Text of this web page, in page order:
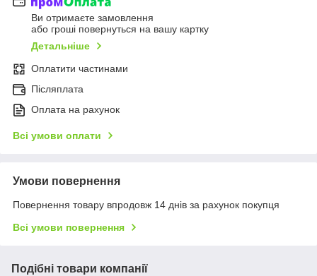
Ви отримаєте замовлення
або гроші повернуться на вашу картку
Детальніше
Оплатити частинами
Післяплата
Оплата на рахунок
Всі умови оплати
Умови повернення
Повернення товару впродовж 14 днів за рахунок покупця
Всі умови повернення
Подібні товари компанії